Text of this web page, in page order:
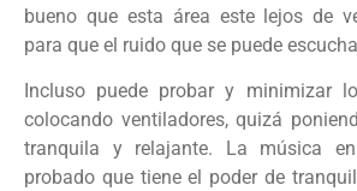
bueno que esta área este lejos de
para que el ruido que se puede
Incluso puede probar y minimizar
colocando ventiladores, quizá
tranquila y relajante. La música
probado que tiene el poder de